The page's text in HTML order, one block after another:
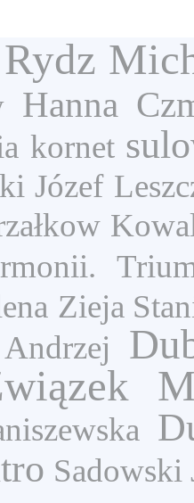
Rydz
Hanna
kornet
Józef
Zieja
Sadowski